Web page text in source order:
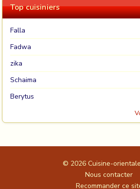
Top cuisiniers
Falla
Fadwa
zika
Schaima
Berytus
© 2026 Cuisine-
Nous contacter
Recommander ce